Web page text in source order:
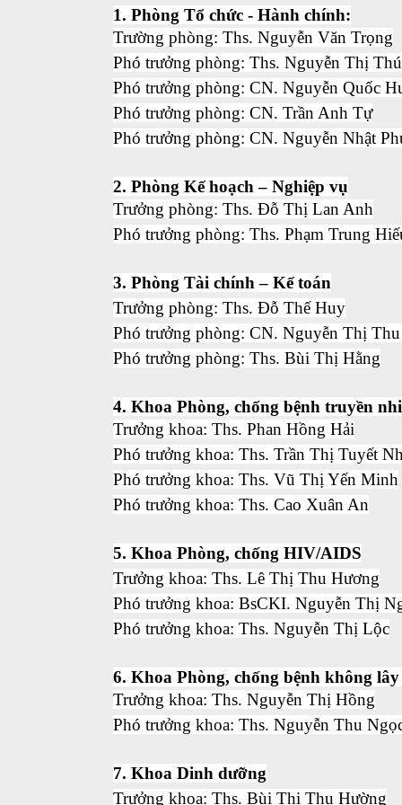
Khoa Sức khỏe sinh sản
Khoa Truyền thông, giáo dục
Khoa Ký sinh trùng – Côn trùng
Khoa Dược - Vật tư y tế
Khoa Xét nghiệm - Chẩn
Phòng khám đa khoa
1. Phòng Tổ chức - Hành chính:
Trường phòng: Ths. Nguyễn Văn Trọng
Phó trưởng phòng: Ths. Nguyễn Thị
Phó trưởng phòng: CN. Nguyễn Quốc
Phó trưởng phòng: CN. Trần Anh Tự
Phó trưởng phòng: CN. Nguyễn Nhật
2. Phòng Kế hoạch – Nghiệp vụ
Trưởng phòng: Ths. Đỗ Thị Lan Anh
Phó trưởng phòng: Ths. Phạm Trung
3. Phòng Tài chính – Kế toán
Trưởng phòng: Ths. Đỗ Thế Huy
Phó trưởng phòng: CN. Nguyễn Thị
Phó trưởng phòng: Ths. Bùi Thị Hằng
4. Khoa Phòng, chống bệnh truyền
Trưởng khoa: Ths. Phan Hồng Hải
Phó trưởng khoa: Ths. Trần Thị Tuyết
Phó trưởng khoa: Ths. Vũ Thị Yến Minh
Phó trưởng khoa: Ths. Cao Xuân An
5. Khoa Phòng, chống HIV/AIDS
Trưởng khoa: Ths. Lê Thị Thu Hương
Phó trưởng khoa: BsCKI. Nguyễn Thị
Phó trưởng khoa: Ths. Nguyễn Thị Lộc
6. Khoa Phòng, chống bệnh không
Trưởng khoa: Ths. Nguyễn Thị Hồng
Phó trưởng khoa: Ths. Nguyễn Thu
7. Khoa Dinh dưỡng
Trưởng khoa: Ths. Bùi Thị Thu Hường